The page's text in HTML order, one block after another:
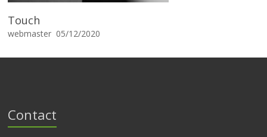
Touch
webmaster 05/12/2020
Contact